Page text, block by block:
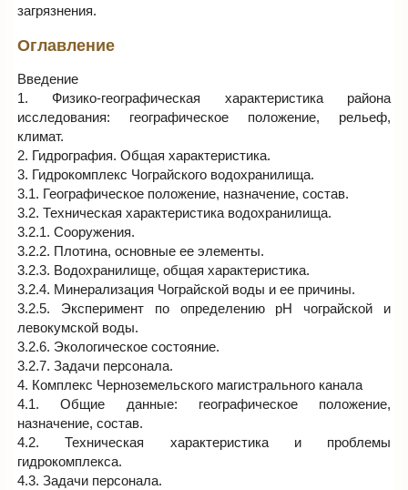
загрязнения.
Оглавление
Введение
1. Физико-географическая характеристика района
исследования: географическое положение, рельеф,
климат.
2. Гидрография. Общая характеристика.
3. Гидрокомплекс Чограйского водохранилища.
3.1. Географическое положение, назначение, состав.
3.2. Техническая характеристика водохранилища.
3.2.1. Сооружения.
3.2.2. Плотина, основные ее элементы.
3.2.3. Водохранилище, общая характеристика.
3.2.4. Минерализация Чограйской воды и ее причины.
3.2.5. Эксперимент по определению рН чограйской и
левокумской воды.
3.2.6. Экологическое состояние.
3.2.7. Задачи персонала.
4. Комплекс Черноземельского магистрального канала
4.1. Общие данные: географическое положение,
назначение, состав.
4.2. Техническая характеристика и проблемы
гидрокомплекса.
4.3. Задачи персонала.